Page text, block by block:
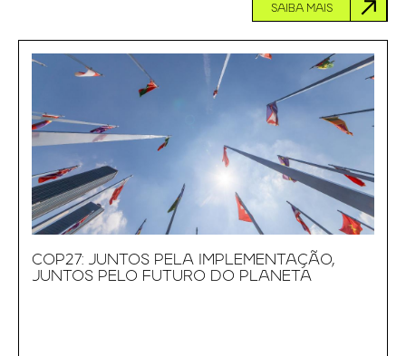
SAIBA MAIS
COP27: JUNTOS PELA IMPLEMENTAÇÃO,
JUNTOS PELO FUTURO DO PLANETA